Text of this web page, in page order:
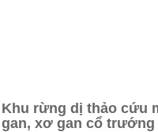
Khu rừng dị thảo cứu
gan, xơ gan cổ trướng